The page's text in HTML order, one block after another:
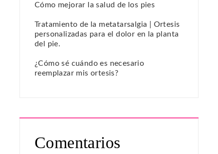
Cómo mejorar la salud de los pies
Tratamiento de la metatarsalgia | Ortesis
personalizadas para el dolor en la planta
del pie.
¿Cómo sé cuándo es necesario
reemplazar mis ortesis?
Comentarios